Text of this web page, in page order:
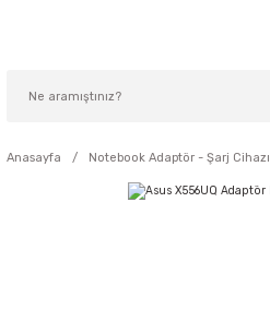
Anasayfa Notebook Adaptör - Şarj Cihazı